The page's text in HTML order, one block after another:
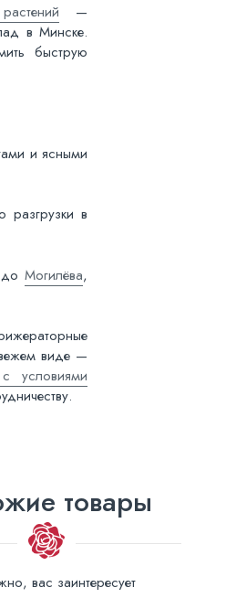
—
в Минске.
быструю
и ясными
разгрузки в
доМогилёва,
виде —
условиями
товары
вас заинтересует